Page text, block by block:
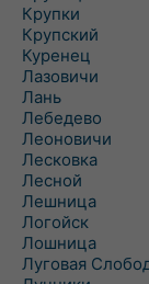
Крупки
Крупский
Куренец
Лазовичи
Лань
Лебедево
Леоновичи
Лесковка
Лесной
Лешница
Логойск
Лошница
Луговая